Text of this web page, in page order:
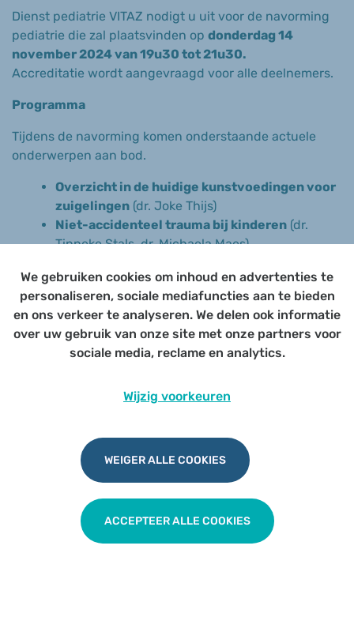
Dienst pediatrie VITAZ nodigt u uit voor de navorming
pediatrie die zal plaatsvinden op donderdag 14
november 2024 van 19u30 tot 21u30.
Accreditatie wordt aangevraagd voor alle deelnemers.
Programma
Tijdens de navorming komen onderstaande actuele
onderwerpen aan bod.
Overzicht in de huidige kunstvoedingen voor
zuigelingen (dr. Joke Thijs)
Niet-accidenteel trauma bij kinderen (dr.
Tinneke Stals, dr. Michaela Maes)
atypische pneumonie, mazelen, ... (dr. Lukas
Rubbens, dr. Ilse Ryckaert, dr. Annick Covents)
Diabetes en de kinderconventie (dr. Ellen
Maris)
Obesitas zorgtraject
Wij hopen u te mogen verwelkomen op deze
informatieve avond waar u de gelegenheid krijgt om
Donderdag 14 november 2024 om 19u30
We gebruiken cookies om inhoud en advertenties te
personaliseren, sociale mediafuncties aan te bieden
en ons verkeer te analyseren. We delen ook informatie
over uw gebruik van onze site met onze partners voor
sociale media, reclame en analytics.
Wijzig voorkeuren
WEIGER ALLE COOKIES
ACCEPTEER ALLE COOKIES